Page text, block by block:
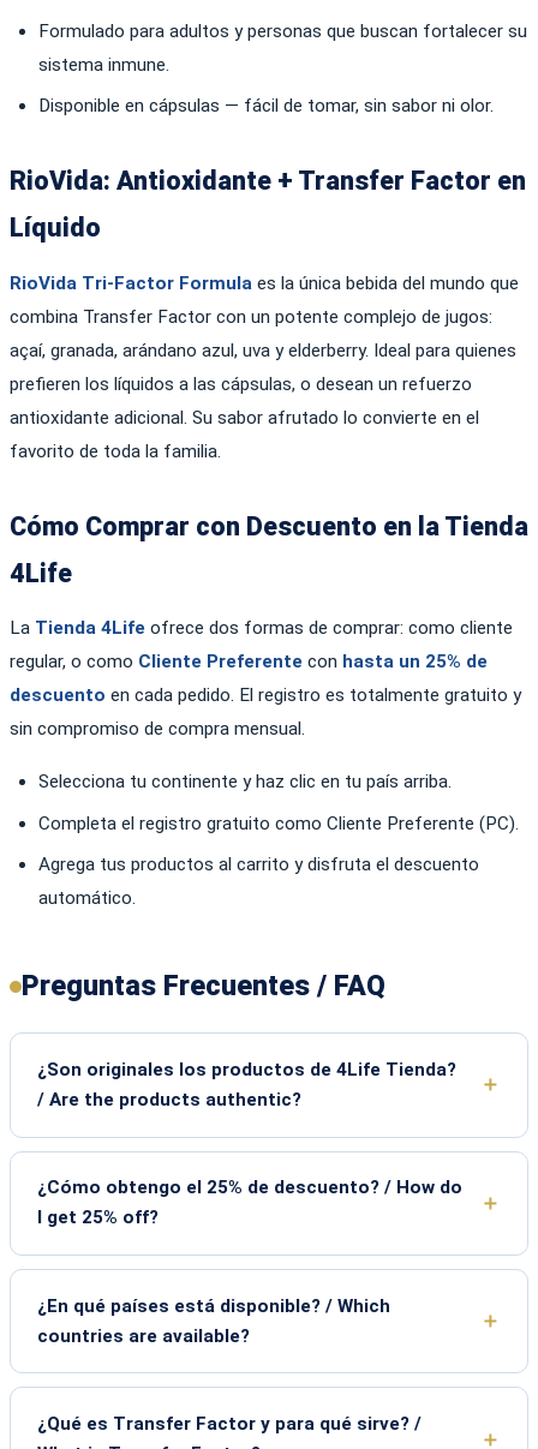
Formulado para adultos y personas que buscan fortalecer su
sistema inmune.
Disponible en cápsulas — fácil de tomar, sin sabor ni olor.
RioVida: Antioxidante + Transfer Factor en
Líquido
RioVida Tri-Factor Formula es la única bebida del mundo que
combina Transfer Factor con un potente complejo de jugos:
açaí, granada, arándano azul, uva y elderberry. Ideal para quienes
prefieren los líquidos a las cápsulas, o desean un refuerzo
antioxidante adicional. Su sabor afrutado lo convierte en el
favorito de toda la familia.
Cómo Comprar con Descuento en la Tienda
4Life
La Tienda 4Life ofrece dos formas de comprar: como cliente
regular, o como Cliente Preferente con hasta un 25% de
descuento en cada pedido. El registro es totalmente gratuito y
sin compromiso de compra mensual.
Selecciona tu continente y haz clic en tu país arriba.
Completa el registro gratuito como Cliente Preferente (PC).
Agrega tus productos al carrito y disfruta el descuento
automático.
Preguntas Frecuentes / FAQ
¿Son originales los productos de 4Life Tienda?
/ Are the products authentic?
¿Cómo obtengo el 25% de descuento? / How do
I get 25% off?
¿En qué países está disponible? / Which
countries are available?
¿Qué es Transfer Factor y para qué sirve? /